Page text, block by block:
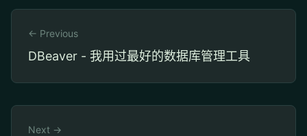
← Previous
DBeaver - 我用过最好的数据库管理工具
Next →